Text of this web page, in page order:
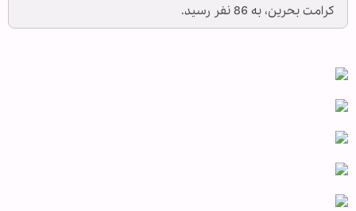
کرامت بحرین، به 86 نفر رسید.